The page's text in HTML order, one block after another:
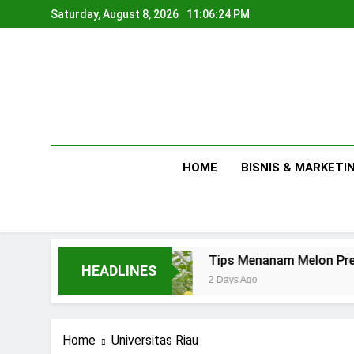
to
Saturday, August 8, 2026 11:06:25 PM
HOME BISNIS &
HEADLINES
Tips Menanam Melon Premium di
2 Days Ago
Home Universitas Riau